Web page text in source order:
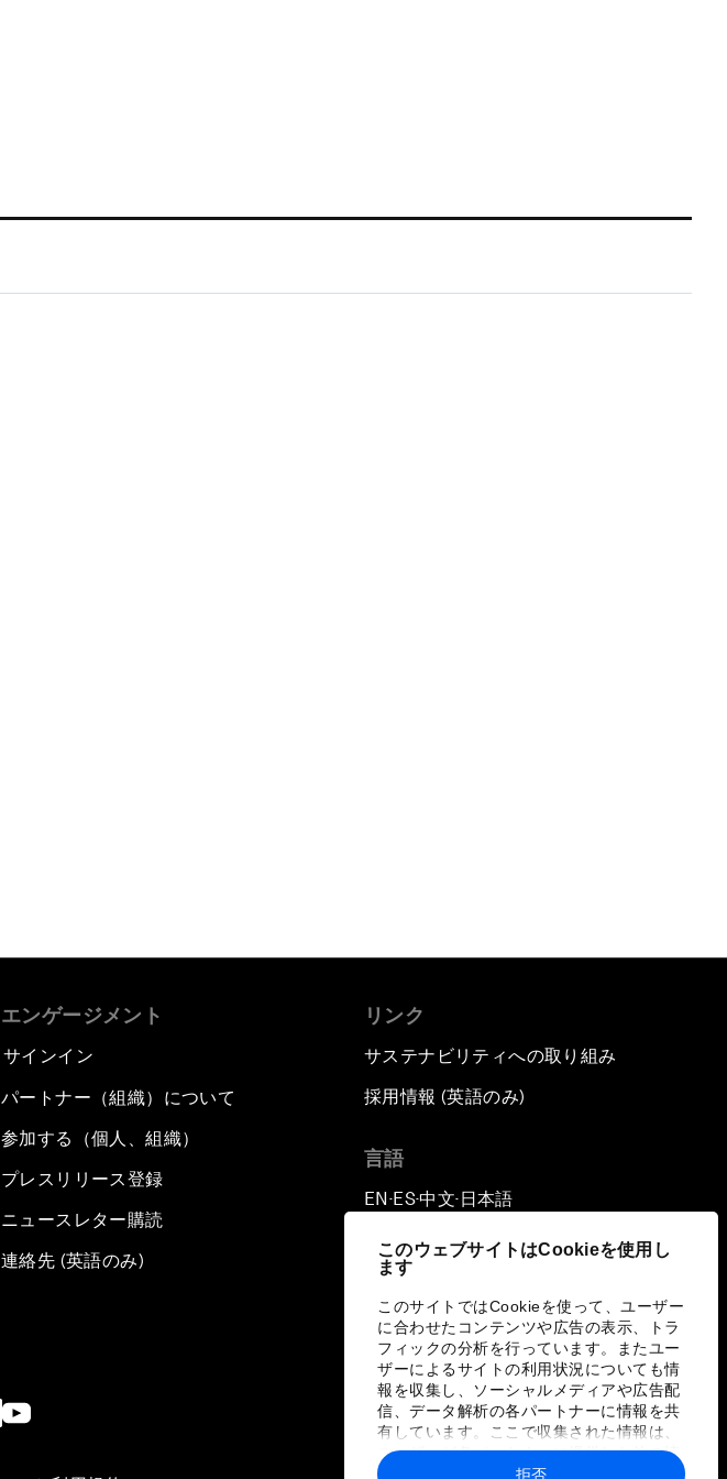
このウェブサイトはCookieを使用し
ます
このサイトではCookieを使って、ユーザー
に合わせたコンテンツや広告の表示、トラ
フィックの分析を行っています。またユー
ザーによるサイトの利用状況についても情
報を収集し、ソーシャルメディアや広告配
信、データ解析の各パートナーに情報を共
有しています。ここで収集された情報は、
ユーザーが各パートナーに提供した他の情
報や各パートナーのサービスを使用した際
拒否
エンゲージメント
サインイン
パートナー（組織）について
参加する（個人、組織）
プレスリリース登録
ニュースレター購読
連絡先 (英語のみ)
リンク
サステナビリティへの取り組み
採用情報 (英語のみ)
言語
EN ▪ ES▪中文▪ 日本語